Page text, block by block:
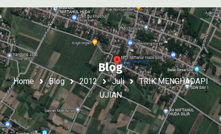
Blog
Home Blog 2012 Juli
TRIK MENGHADAPI
UJIAN